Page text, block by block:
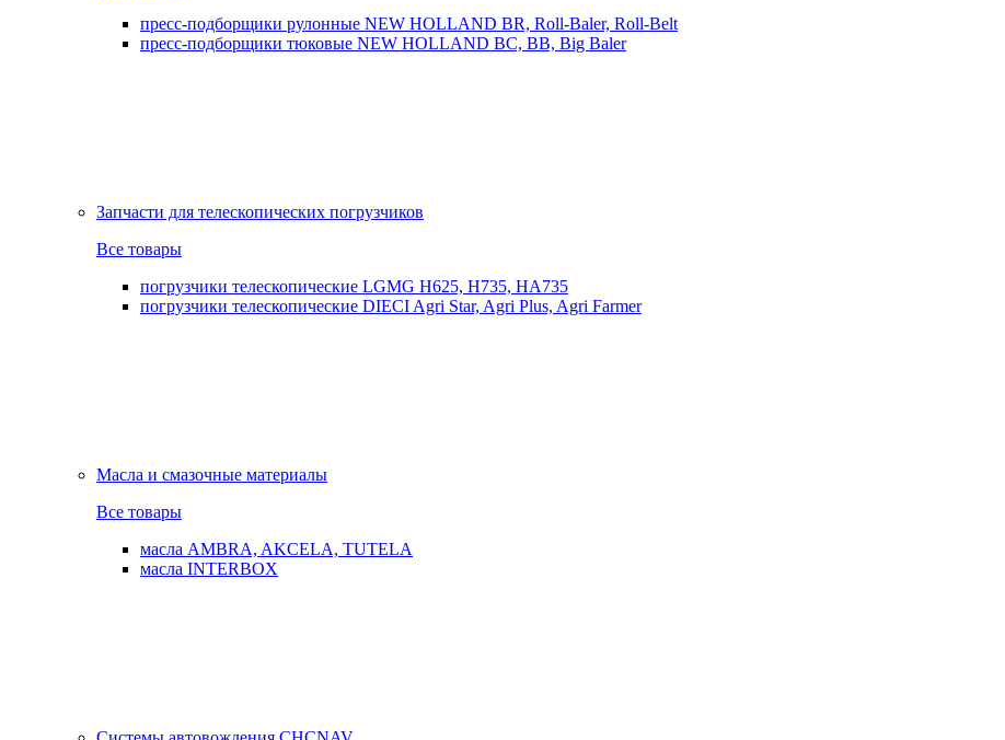
пресс-подборщики рулонные NEW HOLLAND BR, Roll-Baler, Roll-Belt
пресс-подборщики тюковые NEW HOLLAND BC, BB, Big Baler
Запчасти для телескопических погрузчиков
Все товары
погрузчики телескопические LGMG H625, H735, HA735
погрузчики телескопические DIECI Agri Star, Agri Plus, Agri Farmer
Масла и смазочные материалы
Все товары
масла AMBRA, AKCELA, TUTELA
масла INTERBOX